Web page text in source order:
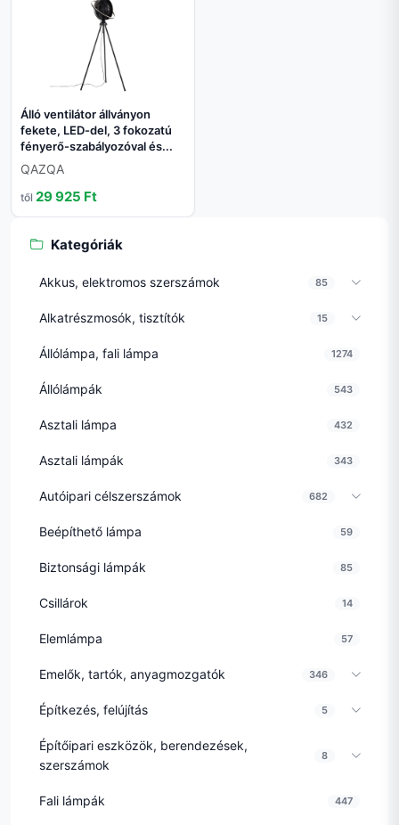
Álló ventilátor állványon
fekete, LED-del, 3 fokozatú
fényerő-szabályozóval és...
QAZQA
től 29 925 Ft
Kategóriák
Akkus, elektromos szerszámok 85
Alkatrészmosók, tisztítók 15
Állólámpa, fali lámpa 1274
Állólámpák 543
Asztali lámpa 432
Asztali lámpák 343
Autóipari célszerszámok 682
Beépíthető lámpa 59
Biztonsági lámpák 85
Csillárok 14
Elemlámpa 57
Emelők, tartók, anyagmozgatók 346
Építkezés, felújítás 5
Építőipari eszközök, berendezések,
szerszámok
8
Fali lámpák 447